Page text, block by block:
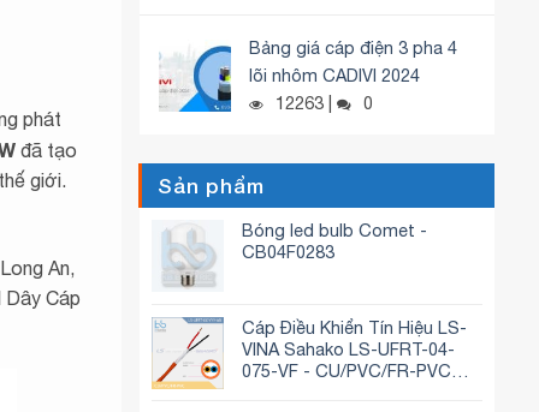
phát
đã tạo
giới.
An,
Cáp
Bảng giá cáp điện 3 pha 4
lõi nhôm CADIVI 2024
0
Sản phẩm
Bóng led bulb Comet -
CB04F0283
Cáp Điều Khiển Tín Hiệu LS-
VINA Sahako LS-UFRT-04-
075-VF - CU/PVC/FR-PVC